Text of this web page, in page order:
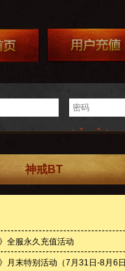
神戒BT
全服永久充值活动
月末特别活动（7月31日-8月6日